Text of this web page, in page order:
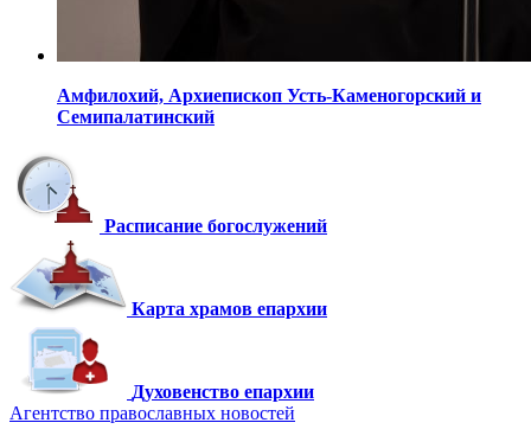
Амфилохий, Архиепископ Усть-Каменогорский и
Семипалатинский
Расписание богослужений
Карта храмов епархии
Духовенство епархии
Агентство православных новостей